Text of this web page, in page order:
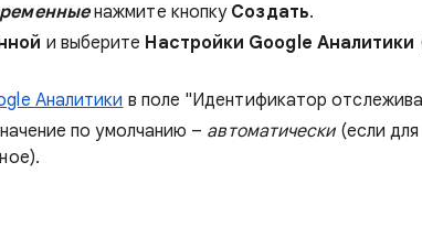
нажмите кнопку Создать.
и выберите Настройки Google Аналитики
Аналитики в поле "Идентификатор
по умолчанию – автоматически(если для